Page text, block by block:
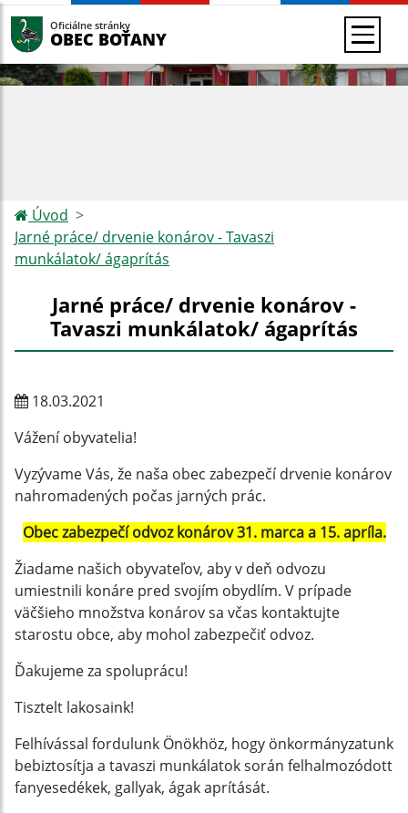
Oficiálne stránky
OBEC BOŤANY
Úvod
Jarné práce/ drvenie konárov - Tavaszi
munkálatok/ ágaprítás
Jarné práce/ drvenie konárov -
Tavaszi munkálatok/ ágaprítás
18.03.2021
Vážení obyvatelia!
Vyzývame Vás, že naša obec zabezpečí drvenie konárov
nahromadených počas jarných prác.
Obec zabezpečí odvoz konárov 31. marca a 15. apríla.
Žiadame našich obyvateľov, aby v deň odvozu
umiestnili konáre pred svojím obydlím. V prípade
väčšieho množstva konárov sa včas kontaktujte
starostu obce, aby mohol zabezpečiť odvoz.
Ďakujeme za spoluprácu!
Tisztelt lakosaink!
Felhívással fordulunk Önökhöz, hogy önkormányzatunk
bebiztosítja a tavaszi munkálatok során felhalmozódott
fanyesedékek, gallyak, ágak aprítását.